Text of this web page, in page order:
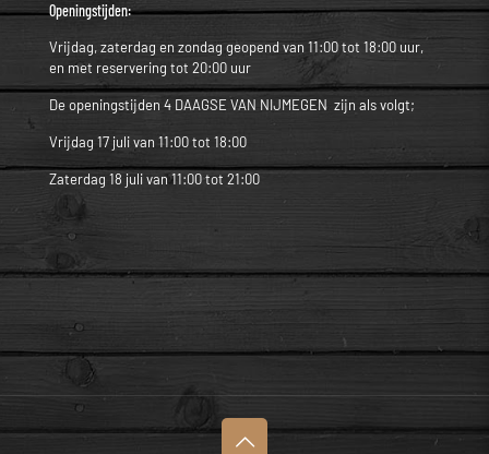
Openingstijden:
Vrijdag, zaterdag en zondag geopend van 11:00 tot 18:00 uur,
en met reservering tot 20:00 uur
De openingstijden 4 DAAGSE VAN NIJMEGEN zijn als volgt;
Vrijdag 17 juli van 11:00 tot 18:00
Zaterdag 18 juli van 11:00 tot 21:00